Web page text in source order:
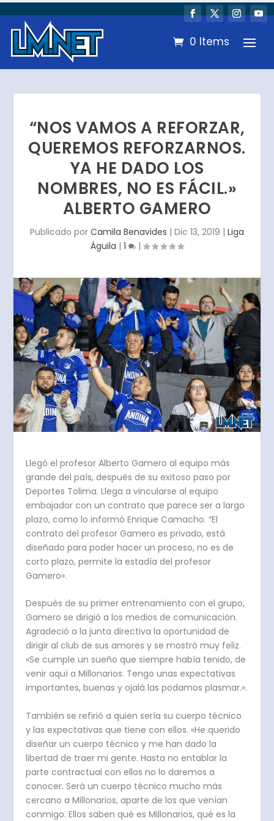
0 Items
“NOS VAMOS A REFORZAR,
QUEREMOS REFORZARNOS.
YA HE DADO LOS
NOMBRES, NO ES FÁCIL.»
ALBERTO GAMERO
Publicado por Camila Benavides | Dic 13, 2019 | Liga
Águila | 1 |
Llegó el profesor Alberto Gamero al equipo más
grande del país, después de su exitoso paso por
Deportes Tolima. Llega a vincularse al equipo
embajador con un contrato que parece ser a largo
plazo, como lo informó Enrique Camacho. “El
contrato del profesor Gamero es privado, está
diseñado para poder hacer un proceso, no es de
corto plazo, permite la estadía del profesor
Gamero».
Después de su primer entrenamiento con el grupo,
Gamero se dirigió a los medios de comunicación.
Agradeció a la junta directiva la oportunidad de
dirigir al club de sus amores y se mostró muy feliz.
«Se cumple un sueño que siempre había tenido, de
venir aquí a Millonarios. Tengo unas expectativas
importantes, buenas y ojalá las podamos plasmar.».
También se refirió a quien sería su cuerpo técnico
y las expectativas que tiene con ellos. «He querido
diseñar un cuerpo técnico y me han dado la
libertad de traer mi gente. Hasta no entablar la
parte contractual con ellos no lo daremos a
conocer. Será un cuerpo técnico mucho más
cercano a Millonarios, aparte de los que venían
conmigo. Ellos saben qué es Millonarios, qué es la